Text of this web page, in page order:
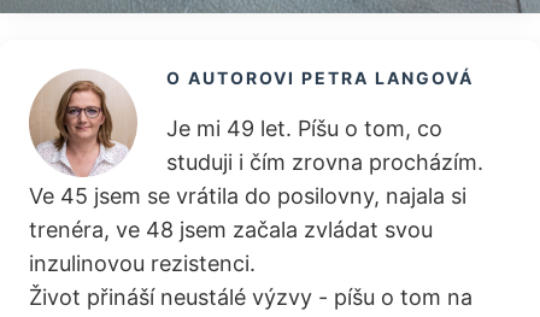
O AUTOROVI PETRA LANGOVÁ
Je mi 49 let. Píšu o tom, co
studuji i čím zrovna procházím.
Ve 45 jsem se vrátila do posilovny, najala si
trenéra, ve 48 jsem začala zvládat svou
inzulinovou rezistenci.
Život přináší neustálé výzvy - píšu o tom na